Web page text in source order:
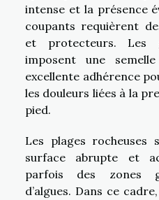
intense et la présence
coupants requièrent
et protecteurs. Les
imposent une
excellente adhérence
les douleurs liées à la
pied.
Les plages
surface abrupte et
parfois des zones
d’algues. Dans ce